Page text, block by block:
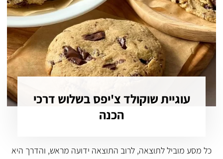
עוגיית שוקולד צ'יפס בשלוש דרכי
הכנה
כל מסע מוביל לתוצאה, לרוב התוצאה ידועה מראש, והדרך היא